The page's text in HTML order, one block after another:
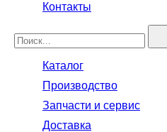
Контакты
Каталог
Производство
Запчасти и сервис
Доставка